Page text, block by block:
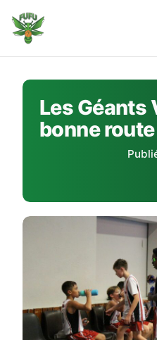
content
Les Géants
bonne route